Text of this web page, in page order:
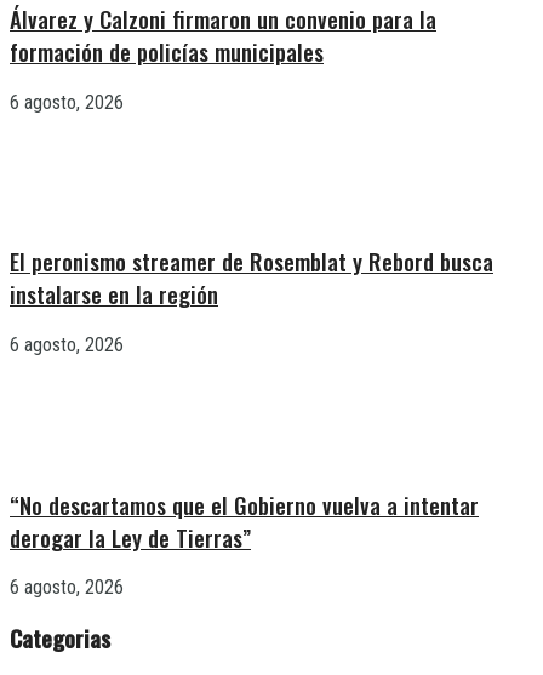
Álvarez y Calzoni firmaron un convenio para la
formación de policías municipales
6 agosto, 2026
El peronismo streamer de Rosemblat y Rebord busca
instalarse en la región
6 agosto, 2026
“No descartamos que el Gobierno vuelva a intentar
derogar la Ley de Tierras”
6 agosto, 2026
Categorias